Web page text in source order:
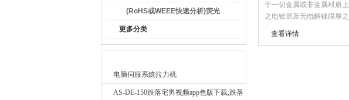
广东宅男视频检测仪器有限公司
(RoHS或WEEE快速分析)荧光
X线光谱仪-EDX3000B
更多分类
电脑伺服系统拉力机
AS-DE-150跌落宅男视频app色版下载,跌落
于一切金属或非金属材质上
之电镀层及无电解镍膜厚之
厚度测试(包括合金),是一款
查看详情